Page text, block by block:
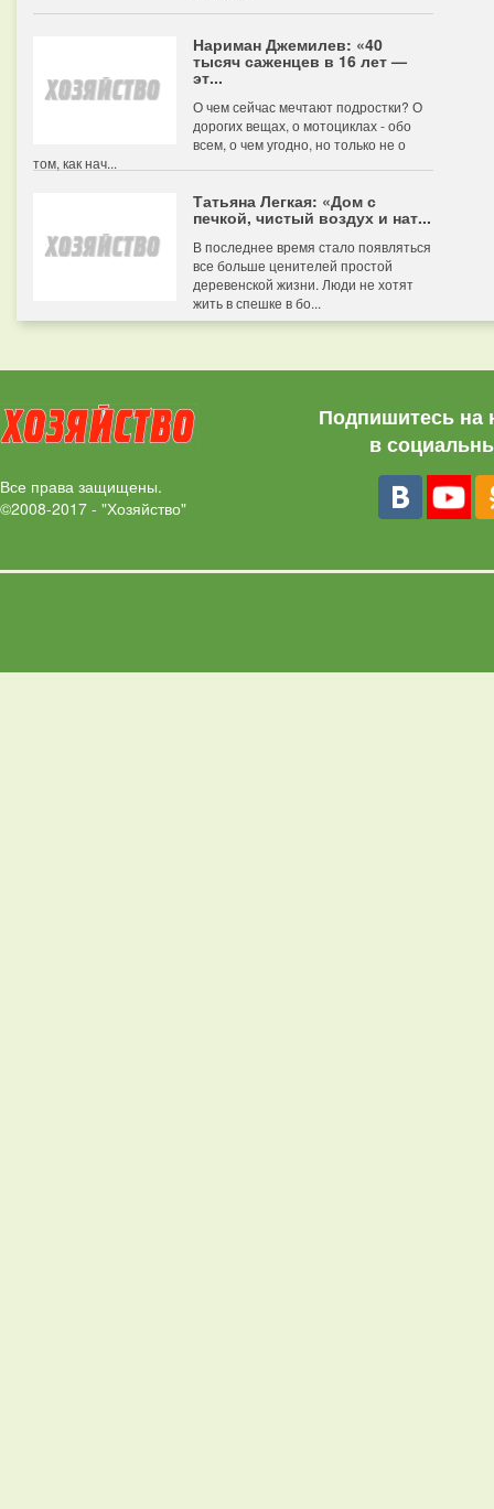
Нариман Джемилев: «40
тысяч саженцев в 16 лет —
эт...
О чем сейчас мечтают подростки? О
дорогих вещах, о мотоциклах - обо
всем, о чем угодно, но только не о
том, как нач...
Татьяна Легкая: «Дом с
печкой, чистый воздух и нат...
В последнее время стало появляться
все больше ценителей простой
деревенской жизни. Люди не хотят
жить в спешке в бо...
Все права защищены.
©2008-2017 - "Хозяйство"
Подпишитесь на
в